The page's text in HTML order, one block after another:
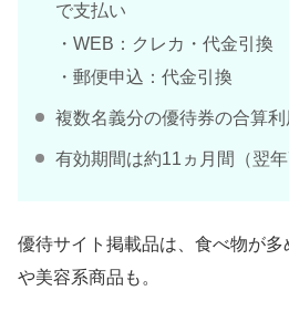
で支払い
・WEB：クレカ・代金引換
・郵便申込：代金引換
複数名義分の優待券の合算
有効期間は約11ヵ月間（翌年
優待サイト掲載品は、食べ物が
や美容系商品も。